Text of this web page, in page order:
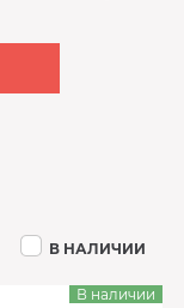
В НАЛИЧИИ
В наличии